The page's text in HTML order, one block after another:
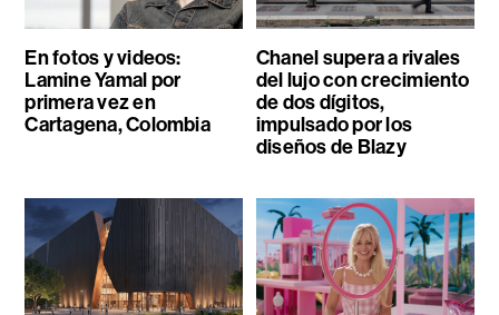
En fotos y videos:
Lamine Yamal por
primera vez en
Cartagena, Colombia
Chanel supera a rivales
del lujo con crecimiento
de dos dígitos,
impulsado por los
diseños de Blazy